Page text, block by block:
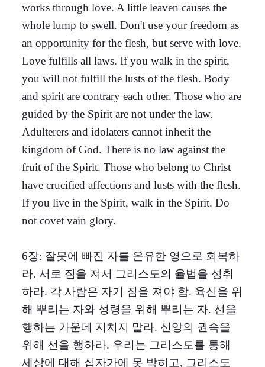
works through love. A little leaven causes the
whole lump to swell. Don't use your freedom as
an opportunity for the flesh, but serve with love.
Love fulfills all laws. If you walk in the spirit,
you will not fulfill the lusts of the flesh. Body
and spirit are contrary each other. Those who are
guided by the Spirit are not under the law.
Adulterers and idolaters cannot inherit the
kingdom of God. There is no law against the
fruit of the Spirit. Those who belong to Christ
have crucified affections and lusts with the flesh.
If you live in the Spirit, walk in the Spirit. Do
not covet vain glory.
6장: 잘못에 빠진 자를 온유한 영으로 회복하
라. 서로 짐을 져서 그리스도의 율법을 성취
하라. 각 사람은 자기 짐을 져야 함. 육신을 위
해 뿌리는 자와 성령을 위해 뿌리는 자. 선을
행하는 가운데 지치지 말라. 신앙의 권속을
위해 선을 행하라. 우리는 그리스도를 통해
세상에 대해 십자가에 못 박히고, 그리스도